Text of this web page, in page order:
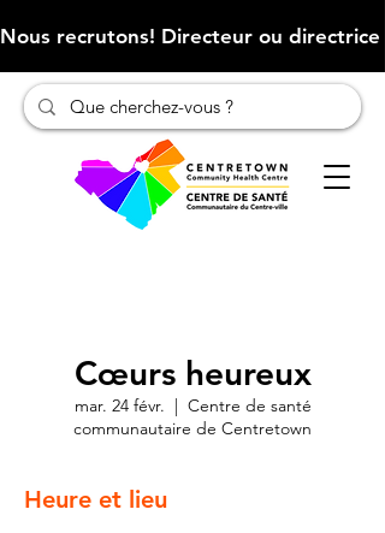
Nous recrutons! Directeur ou
Cœurs heureux
mar. 24 févr.
  |
Centre de santé
communautaire de Centretown
Heure et lieu